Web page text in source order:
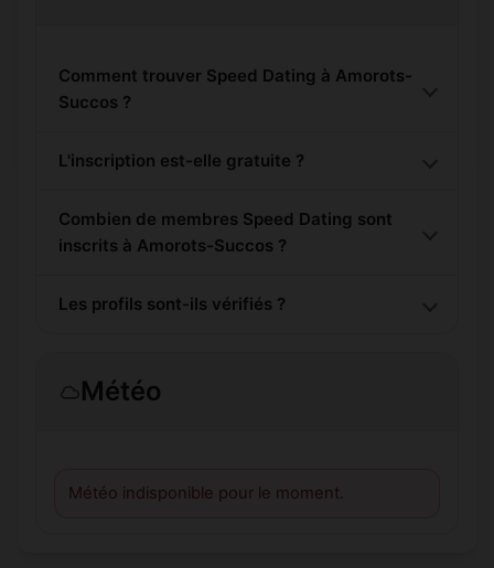
Comment trouver Speed Dating à Amorots-
Succos ?
L'inscription est-elle gratuite ?
Combien de membres Speed Dating sont
inscrits à Amorots-Succos ?
Les profils sont-ils vérifiés ?
Météo
Météo indisponible pour le moment.